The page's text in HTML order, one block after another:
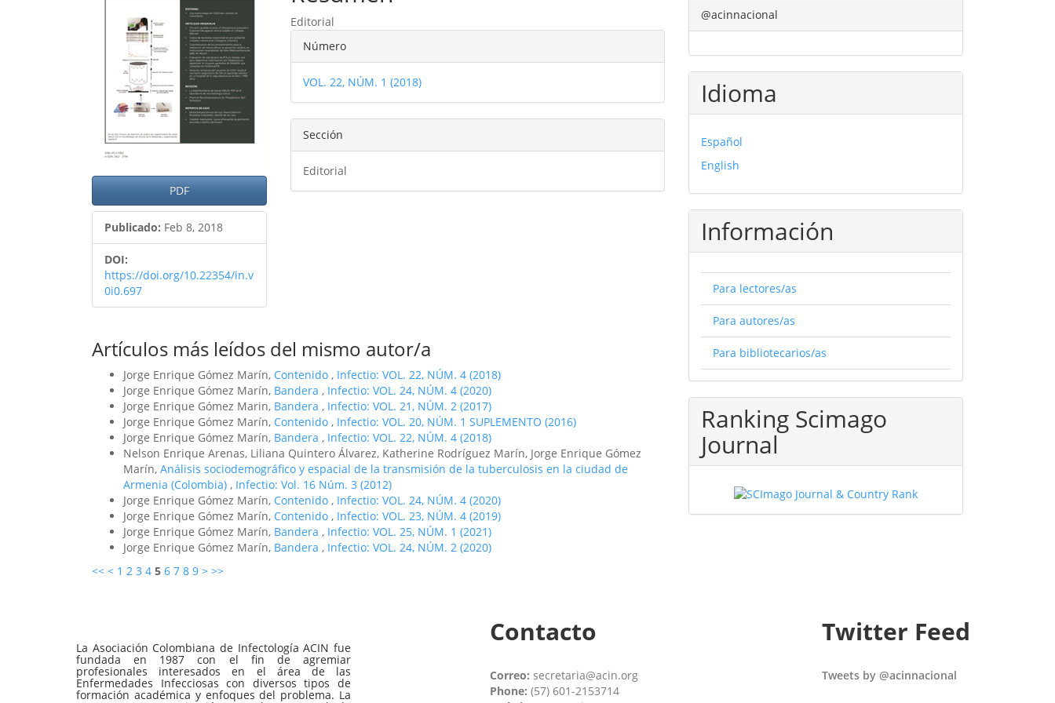
del
artículo
PDF
Publicado: Feb 8, 2018
DOI:
https://doi.org/10.22354/in.v
0i0.697
del
artículo
Editorial
Detalles
del
artículo
Número
VOL. 22, NÚM. 1 (2018)
Sección
Editorial
Artículos más leídos del mismo autor/a
Jorge Enrique Gómez Marín, Contenido , Infectio: VOL. 22, NÚM. 4 (2018)
Jorge Enrique Gómez Marín, Bandera , Infectio: VOL. 24, NÚM. 4 (2020)
Jorge Enrique Gómez Marin, Bandera , Infectio: VOL. 21, NÚM. 2 (2017)
Jorge Enrique Gómez Marín, Contenido , Infectio: VOL. 20, NÚM. 1 SUPLEMENTO (2016)
Jorge Enrique Gómez Marín, Bandera , Infectio: VOL. 22, NÚM. 4 (2018)
Nelson Enrique Arenas, Liliana Quintero Álvarez, Katherine Rodríguez Marín, Jorge Enrique Gómez
Marín, Análisis sociodemográfico y espacial de la transmisión de la tuberculosis en la ciudad de
Armenia (Colombia) , Infectio: Vol. 16 Núm. 3 (2012)
Jorge Enrique Gómez Marín, Contenido , Infectio: VOL. 24, NÚM. 4 (2020)
Jorge Enrique Gómez Marín, Contenido , Infectio: VOL. 23, NÚM. 4 (2019)
Jorge Enrique Gómez Marín, Bandera , Infectio: VOL. 25, NÚM. 1 (2021)
Jorge Enrique Gómez Marín, Bandera , Infectio: VOL. 24, NÚM. 2 (2020)
<< < 1 2 3 4 5 6 7 8 9 > >>
@acinnacional
Idioma
Español
English
Información
Para lectores/as
Para autores/as
Para bibliotecarios/as
Ranking Scimago
Journal
La Asociación Colombiana de Infectología ACIN fue
fundada en 1987 con el fin de agremiar
profesionales interesados en el área de las
Enfermedades Infecciosas con diversos tipos de
formación académica y enfoques del problema. La
Contacto
Correo: secretaria@acin.org
Phone: (57) 601-2153714
Twitter Feed
Tweets by @acinnacional